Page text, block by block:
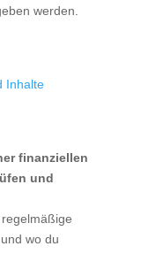
werden.
Inhalte
finanziellen
und
wo du